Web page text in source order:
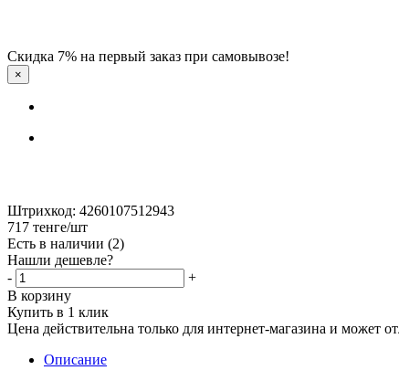
Скидка 7% на первый заказ при самовывозе!
×
Штрихкод: 4260107512943
717 тенге/шт
Есть в наличии (2)
Нашли дешевле?
-
+
В корзину
Купить в 1 клик
Цена действительна только для интернет-магазина и может
Описание